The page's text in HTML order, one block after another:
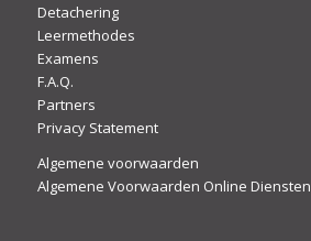
Detachering
Leermethodes
Examens
F.A.Q.
Partners
Privacy Statement
Algemene voorwaarden
Algemene Voorwaarden Online Diensten